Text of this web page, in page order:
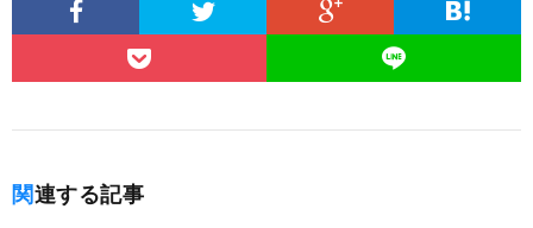
関連する記事